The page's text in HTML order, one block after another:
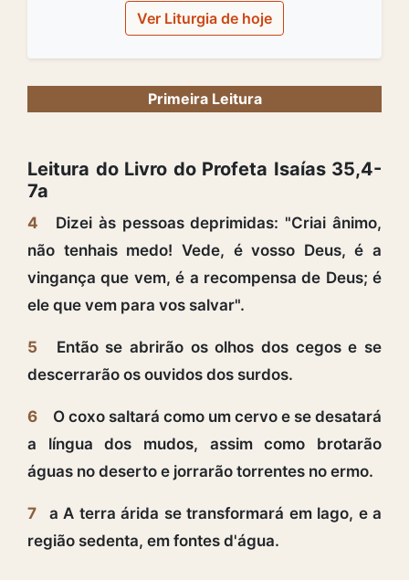
Ver Liturgia de hoje
Primeira Leitura
Leitura do Livro do Profeta Isaías 35,4-
7a
4
Dizei às pessoas deprimidas: "Criai ânimo,
não tenhais medo! Vede, é vosso Deus, é a
vingança que vem, é a recompensa de Deus; é
ele que vem para vos salvar".
5
Então se abrirão os olhos dos cegos e se
descerrarão os ouvidos dos surdos.
6
O coxo saltará como um cervo e se desatará
a língua dos mudos, assim como brotarão
águas no deserto e jorrarão torrentes no ermo.
7
a A terra árida se transformará em lago, e a
região sedenta, em fontes d'água.